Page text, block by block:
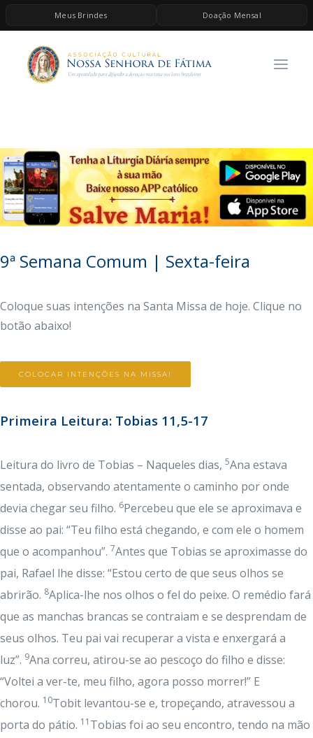
Meus Brindes Doação Mensal
HOME
A ASSOCIAÇÃO
AS MELHORES MÚSICAS CATÓLICAS
BRINDES
QUERO DOAR
9ª Semana Comum | Sexta-feira
Coloque suas intenções na Santa Missa de hoje. Clique no
botão abaixo!
COLOCAR INTENÇÕES NA MISSA!
Primeira Leitura: Tobias 11,5-17
Leitura do livro de Tobias – Naqueles dias, 5Ana estava
sentada, observando atentamente o caminho por onde
devia chegar seu filho. 6Percebeu que ele se aproximava e
disse ao pai: “Teu filho está chegando, e com ele o homem
que o acompanhou”. 7Antes que Tobias se aproximasse do
pai, Rafael lhe disse: “Estou certo de que seus olhos se
abrirão. 8Aplica-lhe nos olhos o fel do peixe. O remédio fará
que as manchas brancas se contraiam e se desprendam de
seus olhos. Teu pai vai recuperar a vista e enxergará a
luz”. 9Ana correu, atirou-se ao pescoço do filho e disse:
“Voltei a ver-te, meu filho, agora posso morrer!” E
chorou. 10Tobit levantou-se e, tropeçando, atravessou a
porta do pátio. 11 Tobias foi ao seu encontro, tendo na mão